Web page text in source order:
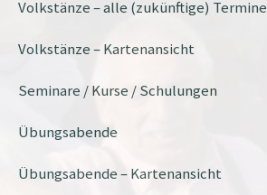
Volkstänze – alle (zukünftige) Termine
Volkstänze – Kartenansicht
Seminare / Kurse / Schulungen
Übungsabende
Übungsabende – Kartenansicht